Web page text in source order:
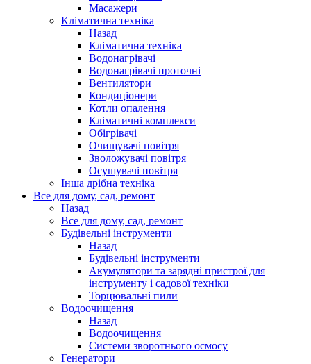
Масажери
Кліматична техніка
Назад
Кліматична техніка
Водонагрівачі
Водонагрівачі проточні
Вентилятори
Кондиціонери
Котли опалення
Кліматичні комплекси
Обігрівачі
Очищувачі повітря
Зволожувачі повітря
Осушувачі повітря
Інша дрібна техніка
Все для дому, сад, ремонт
Назад
Все для дому, сад, ремонт
Будівельні інструменти
Назад
Будівельні інструменти
Акумулятори та зарядні пристрої для
інструменту і садової техніки
Торцювальні пили
Водоочищення
Назад
Водоочищення
Системи зворотнього осмосу
Генератори